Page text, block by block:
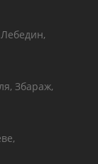
Збараж,